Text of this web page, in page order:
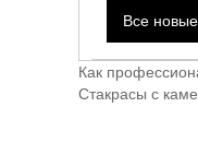
Все
Как
Стакрасы с